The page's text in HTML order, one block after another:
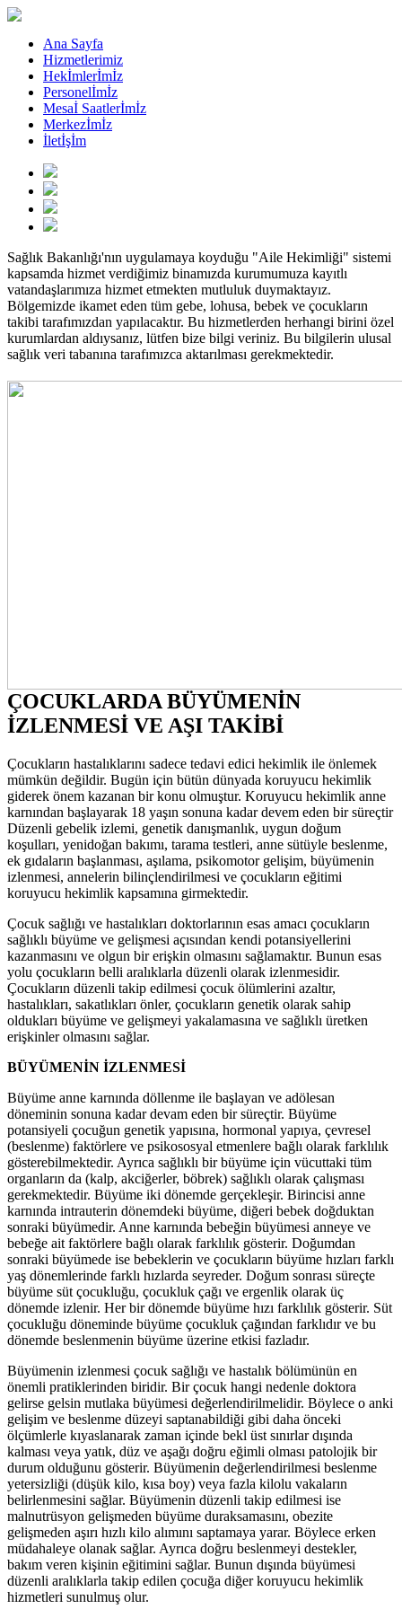
Ana Sayfa
Hizmetlerimiz
Hekİmlerİmİz
Personelİmİz
Mesaİ Saatlerİmİz
Merkezİmİz
İletİşİm
Sağlık Bakanlığı'nın uygulamaya koyduğu "Aile Hekimliği" sistemi
kapsamda hizmet verdiğimiz binamızda kurumumuza kayıtlı
vatandaşlarımıza hizmet etmekten mutluluk duymaktayız.
Bölgemizde ikamet eden tüm gebe, lohusa, bebek ve çocukların
takibi tarafımızdan yapılacaktır. Bu hizmetlerden herhangi birini özel
kurumlardan aldıysanız, lütfen bize bilgi veriniz. Bu bilgilerin ulusal
sağlık veri tabanına tarafımızca aktarılması gerekmektedir.
ÇOCUKLARDA BÜYÜMENİN
İZLENMESİ VE AŞI TAKİBİ
Çocukların hastalıklarını sadece tedavi edici hekimlik ile önlemek
mümkün değildir. Bugün için bütün dünyada koruyucu hekimlik
giderek önem kazanan bir konu olmuştur. Koruyucu hekimlik anne
karnından başlayarak 18 yaşın sonuna kadar devem eden bir süreçtir
Düzenli gebelik izlemi, genetik danışmanlık, uygun doğum
koşulları, yenidoğan bakımı, tarama testleri, anne sütüyle beslenme,
ek gıdaların başlanması, aşılama, psikomotor gelişim, büyümenin
izlenmesi, annelerin bilinçlendirilmesi ve çocukların eğitimi
koruyucu hekimlik kapsamına girmektedir.
Çocuk sağlığı ve hastalıkları doktorlarının esas amacı çocukların
sağlıklı büyüme ve gelişmesi açısından kendi potansiyellerini
kazanmasını ve olgun bir erişkin olmasını sağlamaktır. Bunun esas
yolu çocukların belli aralıklarla düzenli olarak izlenmesidir.
Çocukların düzenli takip edilmesi çocuk ölümlerini azaltır,
hastalıkları, sakatlıkları önler, çocukların genetik olarak sahip
oldukları büyüme ve gelişmeyi yakalamasına ve sağlıklı üretken
erişkinler olmasını sağlar.
BÜYÜMENİN İZLENMESİ
Büyüme anne karnında döllenme ile başlayan ve adölesan
döneminin sonuna kadar devam eden bir süreçtir. Büyüme
potansiyeli çocuğun genetik yapısına, hormonal yapıya, çevresel
(beslenme) faktörlere ve psikososyal etmenlere bağlı olarak farklılık
gösterebilmektedir. Ayrıca sağlıklı bir büyüme için vücuttaki tüm
organların da (kalp, akciğerler, böbrek) sağlıklı olarak çalışması
gerekmektedir. Büyüme iki dönemde gerçekleşir. Birincisi anne
karnında intrauterin dönemdeki büyüme, diğeri bebek doğduktan
sonraki büyümedir. Anne karnında bebeğin büyümesi anneye ve
bebeğe ait faktörlere bağlı olarak farklılık gösterir. Doğumdan
sonraki büyümede ise bebeklerin ve çocukların büyüme hızları farklı
yaş dönemlerinde farklı hızlarda seyreder. Doğum sonrası süreçte
büyüme süt çocukluğu, çocukluk çağı ve ergenlik olarak üç
dönemde izlenir. Her bir dönemde büyüme hızı farklılık gösterir. Süt
çocukluğu döneminde büyüme çocukluk çağından farklıdır ve bu
dönemde beslenmenin büyüme üzerine etkisi fazladır.
Büyümenin izlenmesi çocuk sağlığı ve hastalık bölümünün en
önemli pratiklerinden biridir. Bir çocuk hangi nedenle doktora
gelirse gelsin mutlaka büyümesi değerlendirilmelidir. Böylece o anki
gelişim ve beslenme düzeyi saptanabildiği gibi daha önceki
ölçümlerle kıyaslanarak zaman içinde bekl üst sınırlar dışında
kalması veya yatık, düz ve aşağı doğru eğimli olması patolojik bir
durum olduğunu gösterir. Büyümenin değerlendirilmesi beslenme
yetersizliği (düşük kilo, kısa boy) veya fazla kilolu vakaların
belirlenmesini sağlar. Büyümenin düzenli takip edilmesi ise
malnutrüsyon gelişmeden büyüme duraksamasını, obezite
gelişmeden aşırı hızlı kilo alımını saptamaya yarar. Böylece erken
müdahaleye olanak sağlar. Ayrıca doğru beslenmeyi destekler,
bakım veren kişinin eğitimini sağlar. Bunun dışında büyümesi
düzenli aralıklarla takip edilen çocuğa diğer koruyucu hekimlik
hizmetleri sunulmuş olur.